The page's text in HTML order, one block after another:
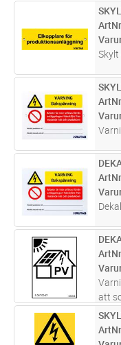
ST
ArtNr
ST
ArtNr
ST
ArtNr
ST
ArtNr
att
ST
ArtNr